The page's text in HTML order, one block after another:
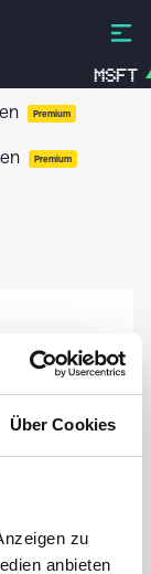
Über Cookies
zu
anbieten
MSFT
Premium
Premium